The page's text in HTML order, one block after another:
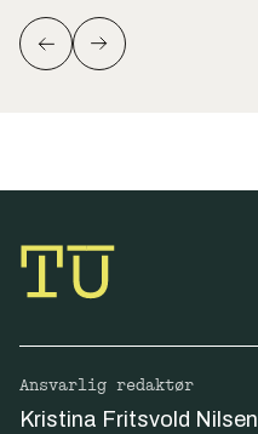
Ansvarlig redaktør
Kristina Fritsvold Nilsen